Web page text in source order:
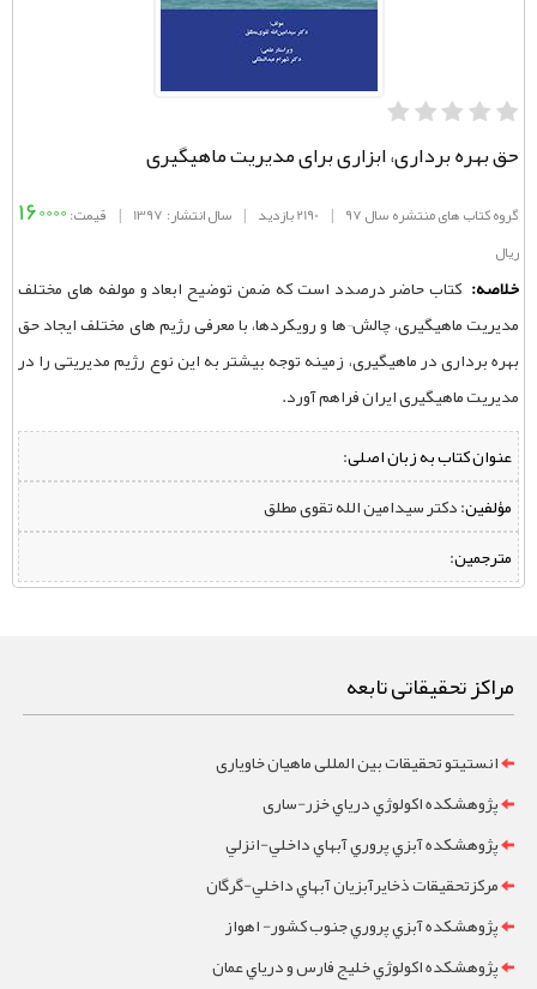
حق بهره برداری، ابزاری برای مدیریت ماهیگیری
گروه کتاب های منتشره سال 97 | 2190 بازدید | سال انتشار: 1397 | قیمت:160000
ریال
خلاصه: کتاب حاضر درصدد است که ضمن توضیح ابعاد و مولفه های مختلف
مدیریت ماهیگیری، چالش¬ها و رویکردها، با معرفی رژیم های مختلف ایجاد حق
بهره برداری در ماهیگیری، زمینه توجه بیشتر به این نوع رژیم مدیریتی را در
مدیریت ماهیگیری ایران فراهم آورد.
عنوان کتاب به زبان اصلی:
مؤلفین:‌ دکتر سیدامین الله تقوی مطلق
مترجمین:
مراکز تحقیقاتی تابعه
انستیتو تحقیقات بین المللی ماهیان خاویاری
پژوهشکده اکولوژي درياي خزر-ساری
پژوهشکده آبزي پروري آبهاي داخلي-انزلي
مرکزتحقيقات ذخايرآبزيان آبهاي داخلي-گرگان
پژوهشکده آبزي پروري جنوب کشور- اهواز
پژوهشکده اکولوژي خليج فارس و درياي عمان